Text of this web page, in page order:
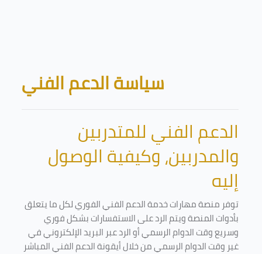
Blocks
سياسة الدعم الفني
الدعم الفني للمتدربين
والمدربين، وكيفية الوصول
إليه
توفر منصة مهارات خدمة الدعم الفني الفوري لكل ما يتعلق
بأدوات المنصة ويتم الرد على الاستفسارات بشكل فوري
وسريع وقت الدوام الرسمي أو الرد عبر البريد الإلكتروني في
غير وقت الدوام الرسمي من خلال أيقونة الدعم الفني المباشر